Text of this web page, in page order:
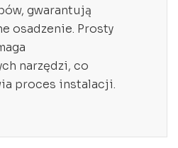
gwarantują
osadzenie. Prosty
narzędzi, co
proces instalacji.